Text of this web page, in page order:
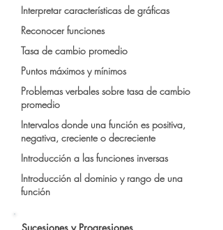
Interpretar características de gráficas
Reconocer funciones
Tasa de cambio promedio
Puntos máximos y mínimos
Problemas verbales sobre tasa de cambio
promedio
Intervalos donde una función es positiva,
negativa, creciente o decreciente
Introducción a las funciones inversas
Introducción al dominio y rango de una
función